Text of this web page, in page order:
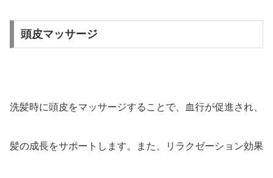
頭皮マッサージ
洗髪時に頭皮をマッサージすることで、血行が促進され、
髪の成長をサポートします。また、リラクゼーション効果